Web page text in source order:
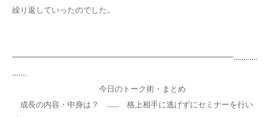
繰り返していったのでした。
━━━━━━━━━━━━━━━━━━━━━━━━━━━━…………
…‥‥
今日のトーク術・まとめ
成長の内容・中身は？ …… 格上相手に逃げずにセミナーを行い